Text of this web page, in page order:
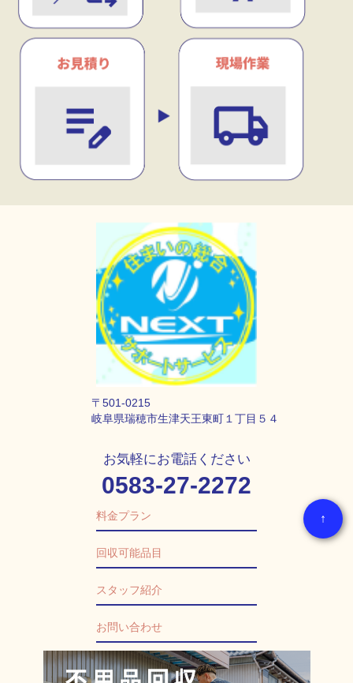
↑
〒501-0215
岐阜県瑞穂市生津天王東町１丁目５４
お気軽にお電話ください
0583-27-2272
料金プラン
回収可能品目
スタッフ紹介
お問い合わせ